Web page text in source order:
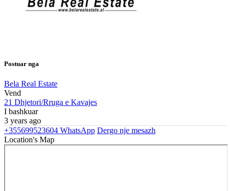
Postuar nga
Bela Real Estate
Vend
21 Dhjetori/Rruga e Kavajes
I bashkuar
3 years ago
+355699523604 WhatsApp Dergo nje mesazh
Location's Map